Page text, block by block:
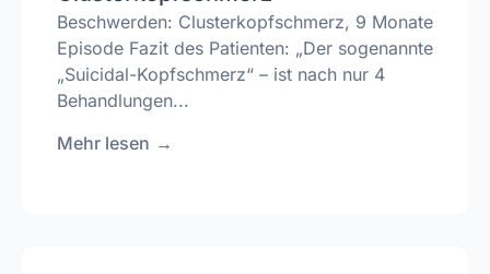
Beschwerden: Clusterkopfschmerz, 9 Monate
Episode Fazit des Patienten: „Der sogenannte
„Suicidal-Kopfschmerz“ – ist nach nur 4
Behandlungen...
Mehr lesen →